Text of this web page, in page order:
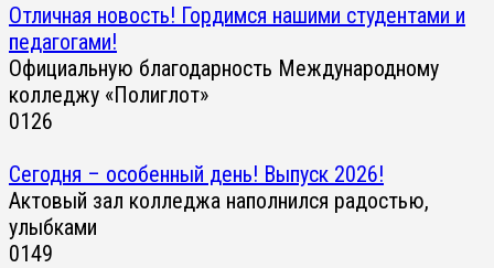
Отличная новость! Гордимся нашими студентами и
педагогами!
Официальную благодарность Международному
колледжу «Полиглот»
0126
Сегодня – особенный день! Выпуск 2026!
Актовый зал колледжа наполнился радостью,
улыбками
0149